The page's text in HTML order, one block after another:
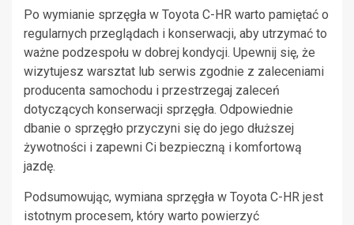
Po wymianie sprzęgła w Toyota C-HR warto pamiętać o
regularnych przeglądach i konserwacji, aby utrzymać to
ważne podzespołu w dobrej kondycji. Upewnij się, że
wizytujesz warsztat lub serwis zgodnie z zaleceniami
producenta samochodu i przestrzegaj zaleceń
dotyczących konserwacji sprzęgła. Odpowiednie
dbanie o sprzęgło przyczyni się do jego dłuższej
żywotności i zapewni Ci bezpieczną i komfortową
jazdę.
Podsumowując, wymiana sprzęgła w Toyota C-HR jest
istotnym procesem, który warto powierzyć